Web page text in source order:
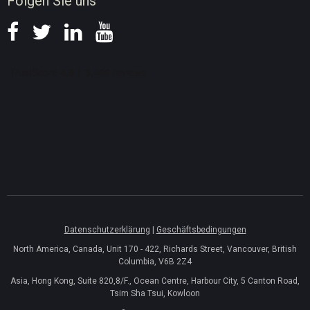
Datenschutzerklärung
Geschäftsbedingungen
North America, Canada, Unit 170 - 422, Richards Street, Vancouver, British
Columbia, V6B 2Z4
Asia, Hong Kong, Suite 820,8/F., Ocean Centre, Harbour City, 5 Canton Road,
Tsim Sha Tsui, Kowloon